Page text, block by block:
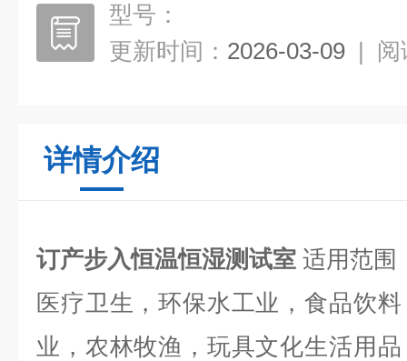
型号：
更新时间： 2026-03-09 | 阅
详情介绍
订产步入恒温恒湿测试室 适用范围
医疗卫生，环保水工业，食品饮
业，农林牧渔，玩具文化生活用